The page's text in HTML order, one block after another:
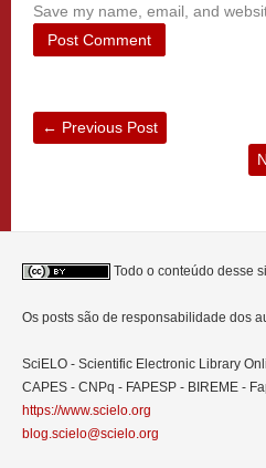
Save my name, email, and
← Previous Post
Todo o conteúdo desse
Os posts são de responsabilidade dos
SciELO - Scientific Electronic Library
CAPES - CNPq - FAPESP - BIREME -
https://www.scielo.org
blog.scielo@scielo.org